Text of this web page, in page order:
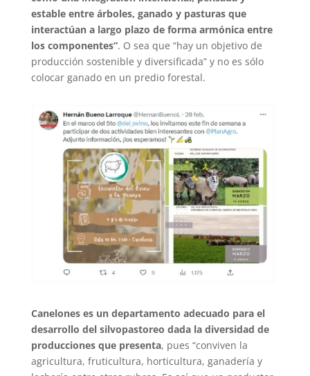
estable entre árboles, ganado y pasturas que
interactúan a largo plazo de forma armónica entre
los componentes”. O sea que “hay un objetivo de
producción sostenible y diversificada” y no es sólo
colocar ganado en un predio forestal.
Canelones es un departamento adecuado para el
desarrollo del silvopastoreo dada la diversidad de
producciones que presenta, pues “conviven la
agricultura, fruticultura, horticultura, ganadería y